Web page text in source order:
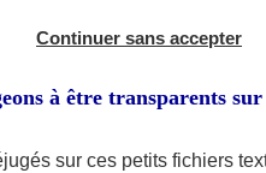
Continuer sans accepter
à être transparents
sur ces petits fichiers